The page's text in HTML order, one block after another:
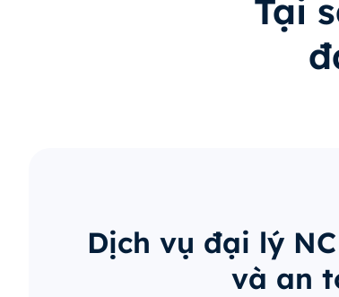
Tại
Dịch vụ đại lý
và an